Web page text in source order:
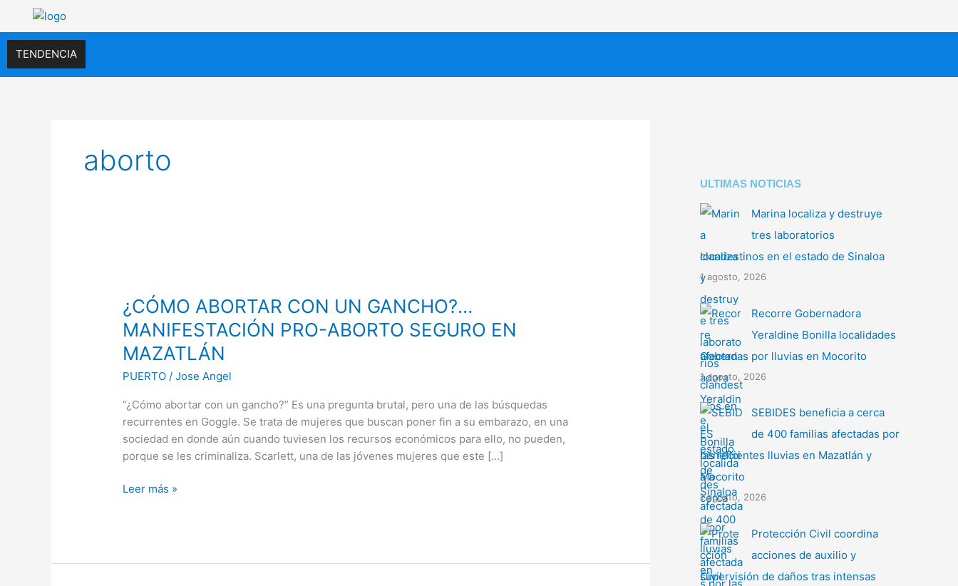
contenido
TENDENCIA
aborto
¿CÓMO ABORTAR CON UN GANCHO?…
MANIFESTACIÓN PRO-ABORTO SEGURO EN
MAZATLÁN
PUERTO /Jose Angel
“¿Cómo abortar con un gancho?” Es una pregunta brutal, pero una de las búsquedas
recurrentes en Goggle. Se trata de mujeres que buscan poner fin a su embarazo, en una
sociedad en donde aún cuando tuviesen los recursos económicos para ello, no pueden,
porque se les criminaliza. Scarlett, una de las jóvenes mujeres que este […]
CON
UN
GANCHO?…
MANIFESTACIÓN
PRO-
SEGURO
EN
MAZATLÁN
Leer más »
ULTIMAS NOTICIAS
Marina localiza y destruye
tres laboratorios
clandestinos en el estado de Sinaloa
1 agosto, 2026
Recorre Gobernadora
Yeraldine Bonilla localidades
afectadas por lluvias en Mocorito
1 agosto, 2026
SEBIDES beneficia a cerca
de 400 familias afectadas por
las recientes lluvias en Mazatlán y
Mocorito
1 agosto, 2026
Protección Civil coordina
acciones de auxilio y
supervisión de daños tras intensas